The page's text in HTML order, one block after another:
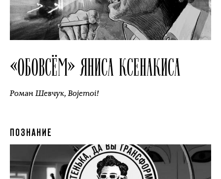
«ОБОВСЁМ» ЯНИСА КСЕНАКИСА
Роман Шевчук,Bojemoi!
ПОЗНАНИЕ